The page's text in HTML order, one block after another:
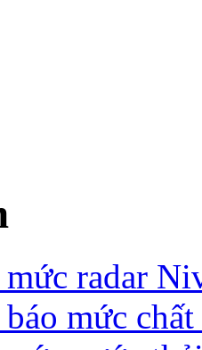
mức radar
báo mức